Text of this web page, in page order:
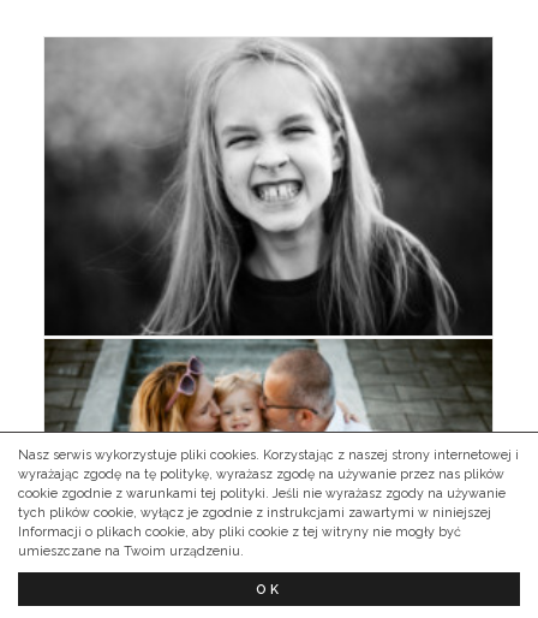
Nasz serwis wykorzystuje pliki cookies. Korzystając z naszej strony internetowej i
wyrażając zgodę na tę politykę, wyrażasz zgodę na używanie przez nas plików
cookie zgodnie z warunkami tej polityki. Jeśli nie wyrażasz zgody na używanie
tych plików cookie, wyłącz je zgodnie z instrukcjami zawartymi w niniejszej
Informacji o plikach cookie, aby pliki cookie z tej witryny nie mogły być
umieszczane na Twoim urządzeniu.
OK